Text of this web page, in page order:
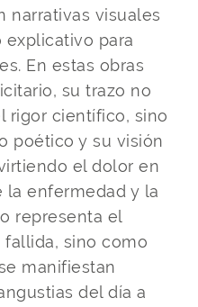
narrativas visuales
para
En estas obras
su trazo no
rigor científico, sino
poético y su visión
el dolor en
la enfermedad y la
representa el
sino como
manifiestan
del día a